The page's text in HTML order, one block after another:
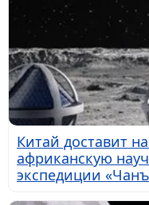
Китай доставит
африканскую
экспедиции